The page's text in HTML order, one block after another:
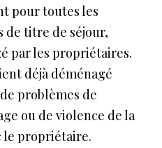
pour toutes les
de titre de séjour,
par les propriétaires.
déjà déménagé
problèmes de
ou de violence de la
le propriétaire.